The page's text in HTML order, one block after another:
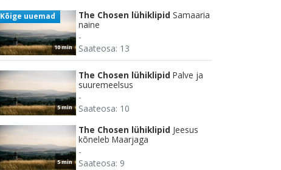
10 min
Kõige uuemad The Chosen lühiklipid Samaaria
naine
-
Saateosa: 13
5 min
The Chosen lühiklipid Palve ja
suuremeelsus
-
Saateosa: 10
5 min
The Chosen lühiklipid Jeesus
kõneleb Maarjaga
-
Saateosa: 9